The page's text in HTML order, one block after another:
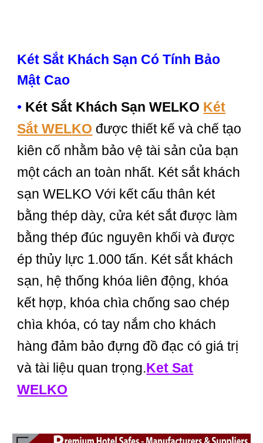
Két Sắt Khách Sạn Có Tính Bảo
Mật Cao
• Két Sắt Khách Sạn WELKO Két
Sắt WELKO được thiết kế và chế tạo
kiên cố nhằm bảo vệ tài sản của bạn
một cách an toàn nhất. Két sắt khách
sạn WELKO Với kết cấu thân két
bằng thép dày, cửa két sắt được làm
bằng thép đúc nguyên khối và được
ép thủy lực 1.000 tấn. Két sắt khách
sạn, hệ thống khóa liên động, khóa
kết hợp, khóa chìa chống sao chép
chìa khóa, có tay nắm cho khách
hàng đảm bảo đựng đồ đạc có giá trị
và tài liệu quan trọng.Ket Sat
WELKO